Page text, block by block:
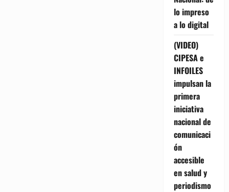
lo impreso
a lo digital
(VIDEO)
CIPESA e
INFOILES
impulsan la
primera
iniciativa
nacional de
comunicaci
ón
accesible
en salud y
periodismo